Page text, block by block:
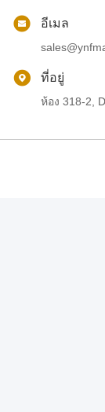
อีเมล
ที่อยู่
ห้อง 318-2,